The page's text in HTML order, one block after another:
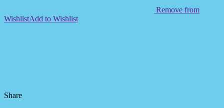
Remove from
WishlistAdd to Wishlist
Share